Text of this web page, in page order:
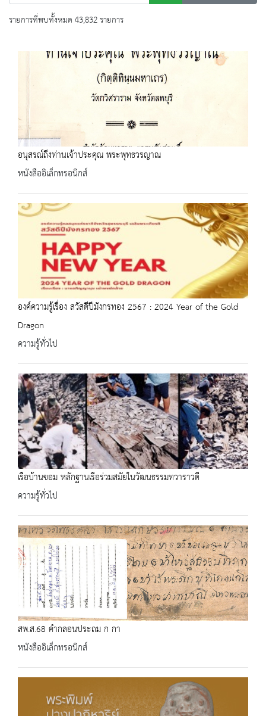
รายการที่พบทั้งหมด 43,832 รายการ
อนุสรณ์ถึงท่านเจ้าประคุณ พระพุทธวรญาณ
หนังสืออิเล็กทรอนิกส์
องค์ความรู้เรื่อง สวัสดีปีมังกรทอง 2567 : 2024 Year of the Gold
Dragon
ความรู้ทั่วไป
เรือบ้านขอม หลักฐานเรือร่วมสมัยในวัฒนธรรมทวาราวดี
ความรู้ทั่วไป
สพ.ส.68 คำกลอนประถม ก กา
หนังสืออิเล็กทรอนิกส์